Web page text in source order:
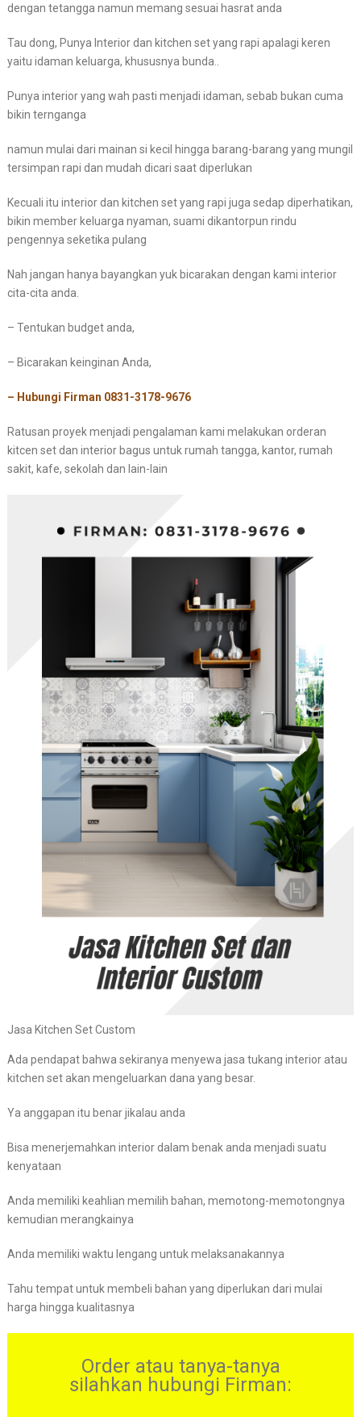
dengan tetangga namun memang sesuai hasrat anda
Tau dong, Punya Interior dan kitchen set yang rapi apalagi keren
yaitu idaman keluarga, khususnya bunda..
Punya interior yang wah pasti menjadi idaman, sebab bukan cuma
bikin ternganga
namun mulai dari mainan si kecil hingga barang-barang yang mungil
tersimpan rapi dan mudah dicari saat diperlukan
Kecuali itu interior dan kitchen set yang rapi juga sedap diperhatikan,
bikin member keluarga nyaman, suami dikantorpun rindu
pengennya seketika pulang
Nah jangan hanya bayangkan yuk bicarakan dengan kami interior
cita-cita anda.
– Tentukan budget anda,
– Bicarakan keinginan Anda,
– Hubungi Firman 0831-3178-9676
Ratusan proyek menjadi pengalaman kami melakukan orderan
kitcen set dan interior bagus untuk rumah tangga, kantor, rumah
sakit, kafe, sekolah dan lain-lain
Jasa Kitchen Set Custom
Ada pendapat bahwa sekiranya menyewa jasa tukang interior atau
kitchen set akan mengeluarkan dana yang besar.
Ya anggapan itu benar jikalau anda
Bisa menerjemahkan interior dalam benak anda menjadi suatu
kenyataan
Anda memiliki keahlian memilih bahan, memotong-memotongnya
kemudian merangkainya
Anda memiliki waktu lengang untuk melaksanakannya
Tahu tempat untuk membeli bahan yang diperlukan dari mulai
harga hingga kualitasnya
Order atau tanya-tanya
silahkan hubungi Firman: